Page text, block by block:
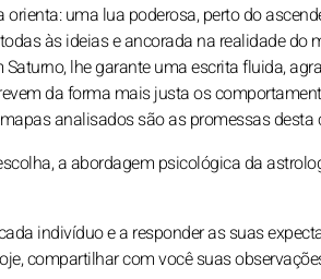
uma lua poderosa, perto do
às ideias e ancorada na realidade do
lhe garante uma escrita fluida,
da forma mais justa os
analisados são as promessas
a abordagem psicológica da
indivíduo e a responder as suas
compartilhar com você suas